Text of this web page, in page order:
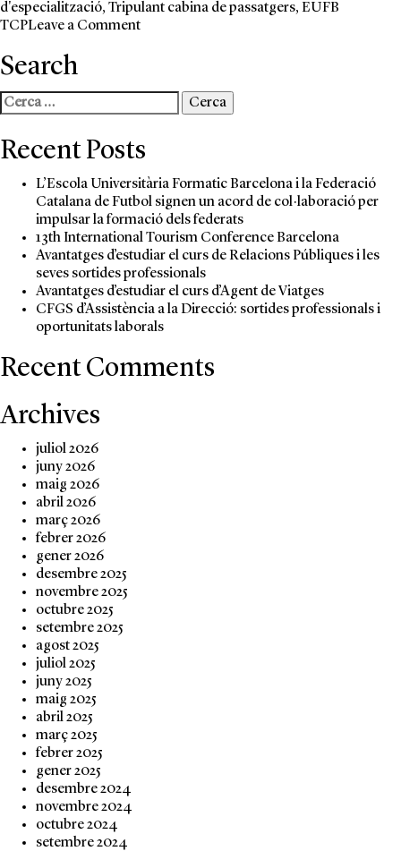
d'especialització, Tripulant cabina de passatgers, EUFB
TCPLeave a Commenton
Cabina
de
TCP:
teva
porta
d’entrada
a
un
món
d’oportunitats
Search
Cerca:
Recent Posts
L’Escola Universitària Formatic Barcelona i la Federació
Catalana de Futbol signen un acord de col·laboració per
impulsar la formació dels federats
13th International Tourism Conference Barcelona
Avantatges d’estudiar el curs de Relacions Públiques i les
seves sortides professionals
Avantatges d’estudiar el curs d’Agent de Viatges
CFGS d’Assistència a la Direcció: sortides professionals i
oportunitats laborals
Recent Comments
Archives
juliol 2026
juny 2026
maig 2026
abril 2026
març 2026
febrer 2026
gener 2026
desembre 2025
novembre 2025
octubre 2025
setembre 2025
agost 2025
juliol 2025
juny 2025
maig 2025
abril 2025
març 2025
febrer 2025
gener 2025
desembre 2024
novembre 2024
octubre 2024
setembre 2024